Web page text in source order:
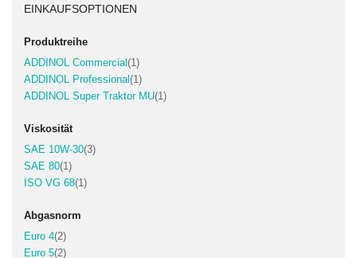
EINKAUFSOPTIONEN
Produktreihe
ADDINOL Commercial 1Artikel
ADDINOL Professional 1Artikel
ADDINOL Super Traktor MU 1Artikel
Viskosität
SAE 10W-30 3Artikel
SAE 80 1Artikel
ISO VG 68 1Artikel
Abgasnorm
Euro 4 2Artikel
Euro 5 2Artikel